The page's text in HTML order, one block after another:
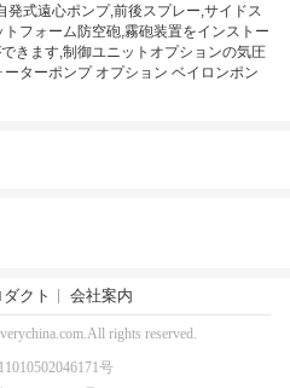
発式遠心ポンプ,前後スプレー,サイドス
トフォーム防空砲,霧砲装置をインストー
きます,制御ユニットオプションの気圧
ーターポンプ オプション ベイロンポン
クト 会社案内
rights reserved.
号